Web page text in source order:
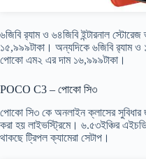
৬জিবি র‍্যাম ও ৬৪জিবি ইন্টারনাল
১৫,৯৯৯টাকা। অন্যদিকে ৬জিবি র‍্যাম ও
পোকো এম২ এর দাম ১৬,৯৯৯টাকা।
POCO C3 – পোকো সি৩
পোকো সি৩ কে অনলাইন ক্লাসের সুবিধার
করা হয় লাইভস্ট্রিমে। ৬.৫৩ইঞ্চির
থাকছে ট্রিপল ক্যামেরা সেটাপ।